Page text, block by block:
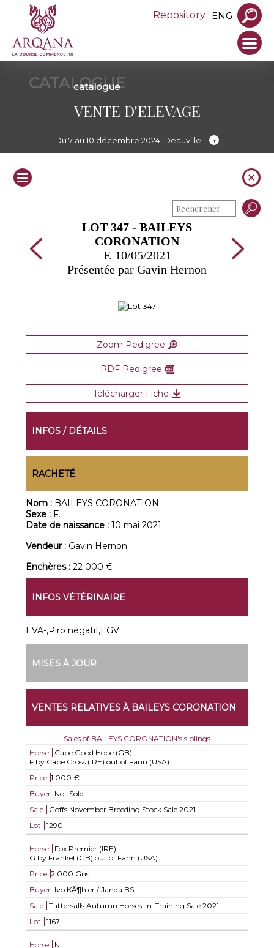
Repository ENG
CATALOGUE
catalogue
VENTE D'ELEVAGE
Du 7 au 10 décembre 2024, Deauville
LOT 347 - BAILEYS
CORONATION
F. 10/05/2021
Présentée par Gavin Hernon
Zoom Pedigree
PDF Pedigree
Télécharger Fiche
INFOS / DÉTAILS
RACHETÉ
Nom : BAILEYS CORONATION
Sexe : F.
Date de naissance :10 mai 2021
Vendeur : Gavin Hernon
Enchères :22 000 €
INFOS VÉTÉRINAIRE
EVA-,Piro négatif,EGV
MISES À JOUR
VENTES RELATIVES À BAILEYS CORONATION
Sales of BAILEYS CORONATION's siblings
Horse
Cape Good Hope (GB)
F by Cape Cross (IRE) out of Fann (USA)
Price 1.000 €
Buyer Not Sold
Sale
Goffs November Breeding Stock Sale 2021
Lot
1290
Horse
Fox Premier (IRE)
G by Frankel (GB) out of Fann (USA)
Price 2.000 Gns
Buyer Ivo KÃ¶hler / Janda BS
Sale
Tattersalls Autumn Horses-in-Training Sale 2021
Lot
1167
Horse
N.